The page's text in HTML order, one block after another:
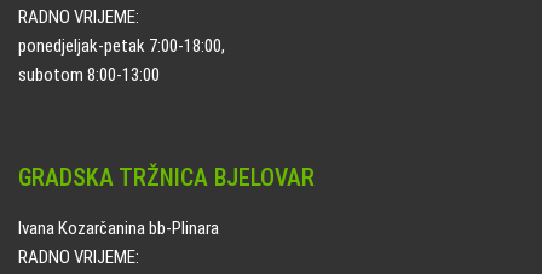
RADNO VRIJEME:
ponedjeljak-petak 7:00-18:00,
subotom 8:00-13:00
GRADSKA TRŽNICA BJELOVAR
Ivana Kozarčanina bb-Plinara
RADNO VRIJEME: